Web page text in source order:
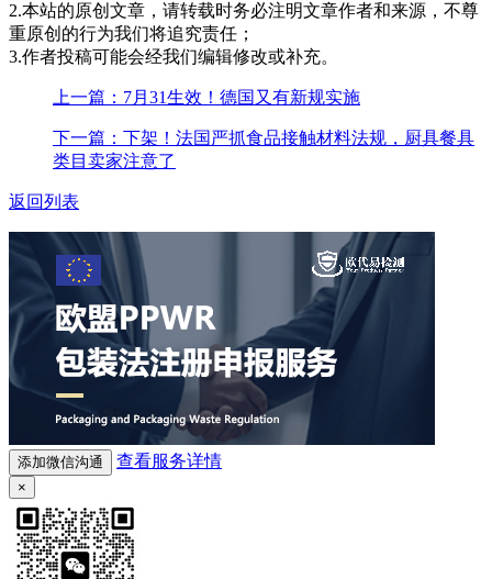
2.本站的原创文章，请转载时务必注明文章作者和来源，不尊
重原创的行为我们将追究责任；
3.作者投稿可能会经我们编辑修改或补充。
上一篇：7月31生效！德国又有新规实施
下一篇：下架！法国严抓食品接触材料法规，厨具餐具
类目卖家注意了
返回列表
添加微信沟通 查看服务详情
×